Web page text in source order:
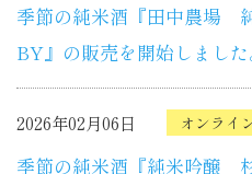
季節の純米酒『田中農場
BY』の販売を開始しました
2026年02月06日 オンライ
季節の純米酒『純米吟醸